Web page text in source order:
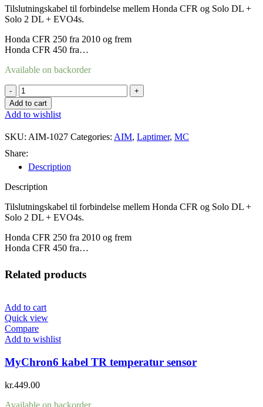
Tilslutningskabel til forbindelse mellem Honda CFR og Solo DL +
Solo 2 DL + EVO4s.
Honda CFR 250 fra 2010 og frem
Honda CFR 450 fra…
Available on backorder
Solo
&
Solo
2
DL
Honda
CFR
kabel
quantity
Add to cart
Add to wishlist
SKU: AIM-1027 Categories: AIM, Laptimer, MC
Share:
Description
Description
Tilslutningskabel til forbindelse mellem Honda CFR og Solo DL +
Solo 2 DL + EVO4s.
Honda CFR 250 fra 2010 og frem
Honda CFR 450 fra…
Related products
Add to cart
Quick view
Compare
Add to wishlist
MyChron6 kabel TR temperatur sensor
kr.449.00
Available on backorder